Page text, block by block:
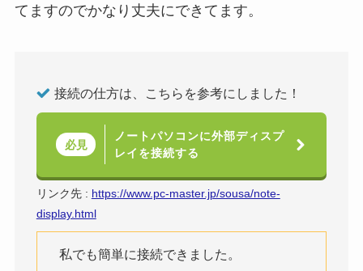
てますのでかなり丈夫にできてます。
接続の仕方は、こちらを参考にしました！
必見
ノートパソコンに外部ディスプ
レイを接続する
リンク先 : https://www.pc-master.jp/sousa/note-
display.html
私でも簡単に接続できました。